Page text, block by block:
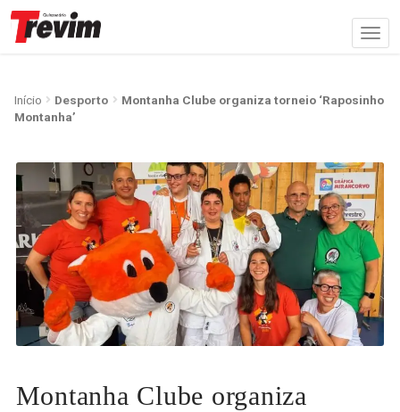
Início Desporto
Montanha Clube organiza torneio ‘Raposinho
Montanha’
Montanha Clube organiza